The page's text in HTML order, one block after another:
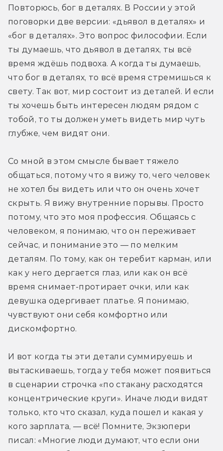
Повторюсь, бог в деталях. В России у этой
поговорки две версии: «дьявол в деталях» и
«бог в деталях». Это вопрос философии. Если
ты думаешь, что дьявол в деталях, ты всё
время ждёшь подвоха. А когда ты думаешь,
что бог в деталях, то всё время стремишься к
свету. Так вот, мир состоит из деталей. И если
ты хочешь быть интересен людям рядом с
тобой, то ты должен уметь видеть мир чуть
глубже, чем видят они.
Со мной в этом смысле бывает тяжело
общаться, потому что я вижу то, чего человек
не хотел бы видеть или что он очень хочет
скрыть. Я вижу внутренние порывы. Просто
потому, что это моя профессия. Общаясь с
человеком, я понимаю, что он переживает
сейчас, и понимание это — по мелким
деталям. По тому, как он теребит карман, или
как у него дергается глаз, или как он всё
время снимает-протирает очки, или как
девушка одергивает платье. Я понимаю,
чувствуют они себя комфортно или
дискомфортно.
И вот когда ты эти детали суммируешь и
вытаскиваешь, тогда у тебя может появиться
в сценарии строчка «по стакану расходятся
концентрические круги». Иначе люди видят
только, кто что сказал, куда пошел и какая у
кого зарплата, — всё! Помните, Экзюпери
писал: «Многие люди думают, что если они